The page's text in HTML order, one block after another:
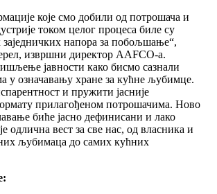
које смо добили од потрошача и
током целог процеса биле су
напора за побољшање“,
извршни директор AAFCO-а.
јавности како бисмо сазнали
у означавању хране за кућне љубимце.
и пружити јасније
прилагођеном потрошачима. Ново
биће јасно дефинисани и лако
одлична вест за све нас, од власника и
љубимаца до самих кућних